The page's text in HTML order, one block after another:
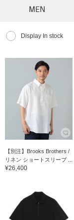
MEN
Display In stock
【別注】Brooks Brothers /
リネン ショートスリーブ ...
¥26,400